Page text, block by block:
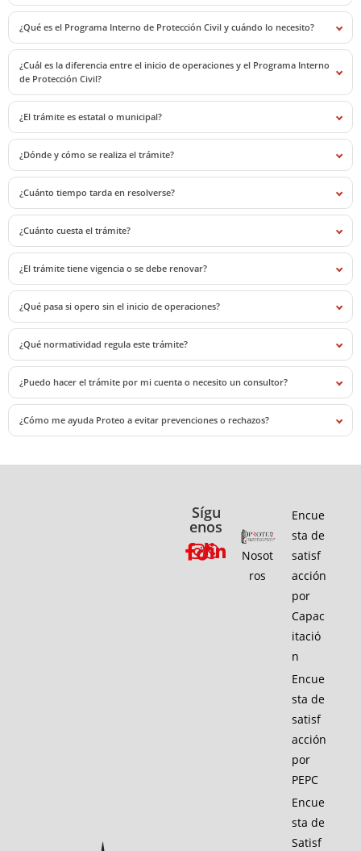
¿Qué es el Programa Interno de Protección Civil y cuándo lo necesito?
¿Cuál es la diferencia entre el inicio de operaciones y el Programa Interno
de Protección Civil?
¿El trámite es estatal o municipal?
¿Dónde y cómo se realiza el trámite?
¿Cuánto tiempo tarda en resolverse?
¿Cuánto cuesta el trámite?
¿El trámite tiene vigencia o se debe renovar?
¿Qué pasa si opero sin el inicio de operaciones?
¿Qué normatividad regula este trámite?
¿Puedo hacer el trámite por mi cuenta o necesito un consultor?
¿Cómo me ayuda Proteo a evitar prevenciones o rechazos?
Sígu
enos
Nosot
ros
Encue
sta de
satisf
acción
por
Capac
itació
n
Encue
sta de
satisf
acción
por
PEPC
Encue
sta de
Satisf